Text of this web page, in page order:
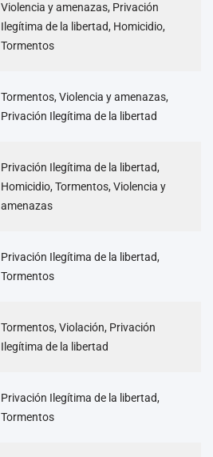
Violencia y amenazas, Privación
Ilegítima de la libertad, Homicidio,
Tormentos
Tormentos, Violencia y amenazas,
Privación Ilegítima de la libertad
Privación Ilegítima de la libertad,
Homicidio, Tormentos, Violencia y
amenazas
Privación Ilegítima de la libertad,
Tormentos
Tormentos, Violación, Privación
Ilegítima de la libertad
Privación Ilegítima de la libertad,
Tormentos